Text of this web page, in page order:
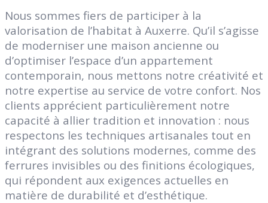
Nous sommes fiers de participer à la
valorisation de l’habitat à Auxerre. Qu’il s’agisse
de moderniser une maison ancienne ou
d’optimiser l’espace d’un appartement
contemporain, nous mettons notre créativité et
notre expertise au service de votre confort. Nos
clients apprécient particulièrement notre
capacité à allier tradition et innovation : nous
respectons les techniques artisanales tout en
intégrant des solutions modernes, comme des
ferrures invisibles ou des finitions écologiques,
qui répondent aux exigences actuelles en
matière de durabilité et d’esthétique.